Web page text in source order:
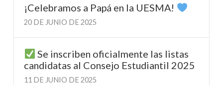
¡Celebramos a Papá en la UESMA!
20 DE JUNIO DE 2025
Se inscriben oficialmente las listas
candidatas al Consejo Estudiantil 2025
11 DE JUNIO DE 2025